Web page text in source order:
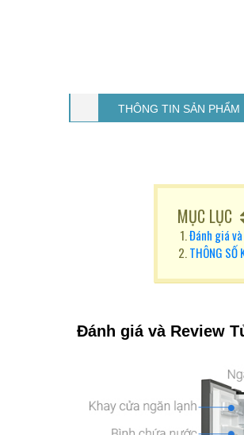
THÔNG TIN SẢN PHẨM
MỤC LỤC
Đánh giá
THÔNG SỐ
Đánh giá và Review